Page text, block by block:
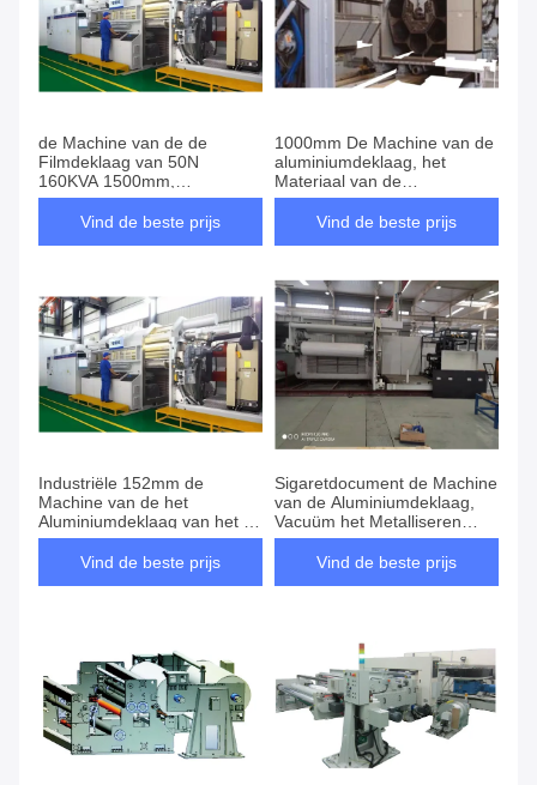
de Machine van de de
Filmdeklaag van 50N
160KVA 1500mm,
Vacuümdeklaagmateriaal
Vind de beste prijs
1000mm De Machine van de
aluminiumdeklaag, het
Materiaal van de
Metaaldeklaag
Vind de beste prijs
Industriële 152mm de
Machine van de het
Aluminiumdeklaag van het 50
Micronhuisdier
Vind de beste prijs
Sigaretdocument de Machine
van de Aluminiumdeklaag,
Vacuüm het Metalliseren
Machine
Vind de beste prijs